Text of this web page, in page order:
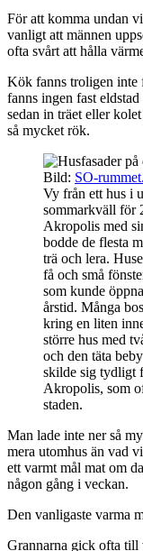
För att komma undan
vanligt att männen
ofta svårt att hålla
Kök fanns troligen inte
fanns ingen fast
sedan in träet eller
så mycket rök.
Bild: SO-
Vy från ett hus i
sommarkväll för
Akropolis med
bodde de flesta
trä och lera.
få och små
som kunde
årstid. Många
kring en liten
större hus med
och den täta
skilde sig tydligt
Akropolis, som
staden.
Man lade inte ner så
mera utomhus än vad
ett varmt mål mat om
någon gång i veckan.
Den vanligaste varma
Grannarna gick ofta till